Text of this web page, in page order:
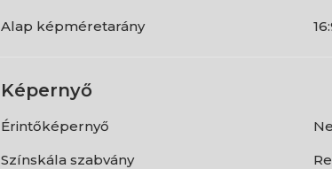
Alap képméretarány
Képernyő
Érintőképernyő
Színskála szabvány